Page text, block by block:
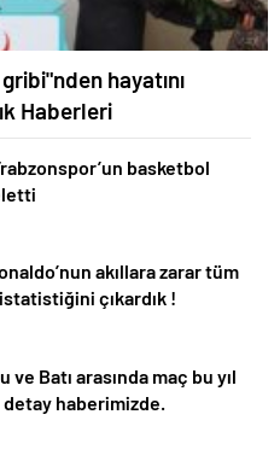
hayatını
Haberleri
basketbol
akıllara zarar tüm
çıkardık !
ve Batı arasında maç bu yıl
haberimizde.